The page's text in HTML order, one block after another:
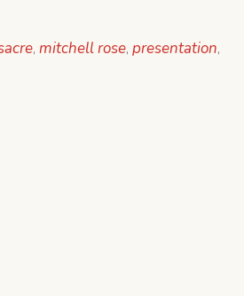
, mitchell rose, presentation,